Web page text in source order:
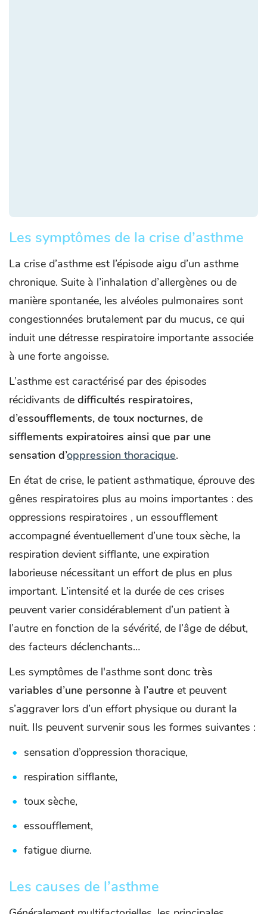
Les symptômes de la crise d’asthme
La crise d’asthme est l’épisode aigu d’un asthme
chronique. Suite à l’inhalation d’allergènes ou de
manière spontanée, les alvéoles pulmonaires sont
congestionnées brutalement par du mucus, ce qui
induit une détresse respiratoire importante associée
à une forte angoisse.
L’asthme est caractérisé par des épisodes
récidivants de difficultés respiratoires,
d’essoufflements, de toux nocturnes, de
sifflements expiratoires ainsi que par une
sensation d’oppression thoracique.
En état de crise, le patient asthmatique, éprouve des
gênes respiratoires plus au moins importantes : des
oppressions respiratoires , un essoufflement
accompagné éventuellement d’une toux sèche, la
respiration devient sifflante, une expiration
laborieuse nécessitant un effort de plus en plus
important. L’intensité et la durée de ces crises
peuvent varier considérablement d’un patient à
l’autre en fonction de la sévérité, de l’âge de début,
des facteurs déclenchants…
Les symptômes de l'asthme sont donc très
variables d’une personne à l’autre et peuvent
s’aggraver lors d’un effort physique ou durant la
nuit. Ils peuvent survenir sous les formes suivantes :
sensation d’oppression thoracique,
respiration sifflante,
toux sèche,
essoufflement,
fatigue diurne.
Les causes de l’asthme